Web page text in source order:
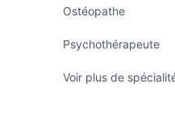
Ostéopathe
Psychothérapeute
Voir plus de